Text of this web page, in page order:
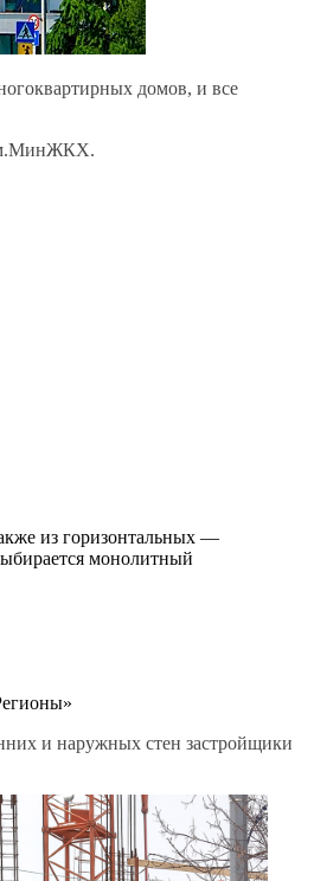
домов, и все
из горизонтальных —
монолитный
и наружных стен застройщики